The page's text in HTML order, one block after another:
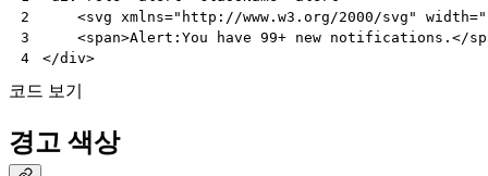
2
3
4
<svg xmlns="http://www.w3.org/2000/svg" width=
<span>Alert : You have 99+ new notifications .</
</div>
코드 보기
경고 색상